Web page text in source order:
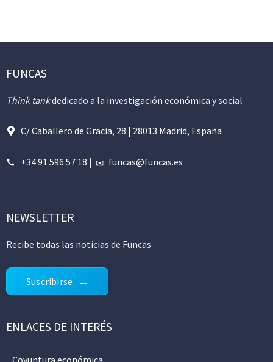
FUNCAS
Think tankdedicado a la investigación económica y social
C/ Caballero de Gracia, 28 | 28013 Madrid, España
+34 91 596 57 18 | funcas@funcas.es
NEWSLETTER
Recibe todas las noticias de Funcas
Suscribirse
ENLACES DE INTERÉS
Coyuntura económica